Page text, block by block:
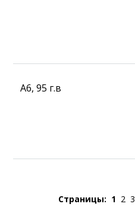
A6, 95 г.в
Страницы: 1 2 3